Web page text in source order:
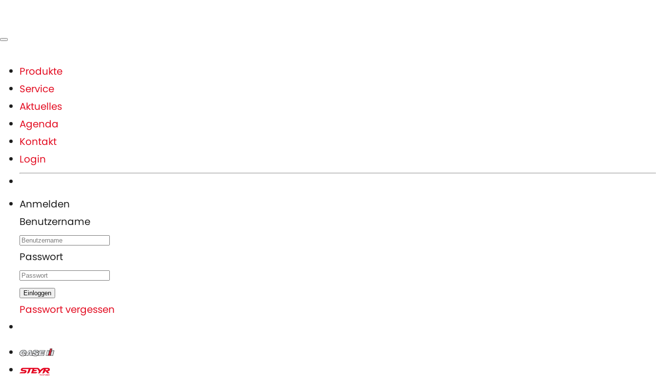
Produkte
Service
Aktuelles
Agenda
Kontakt
Login
Anmelden
Benutzername
Passwort
Einloggen
Passwort vergessen